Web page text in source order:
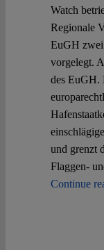
Watch
Regionale
EuGH zwei
vorgelegt.
des EuGH.
und grenzt
Flaggen-
Continue